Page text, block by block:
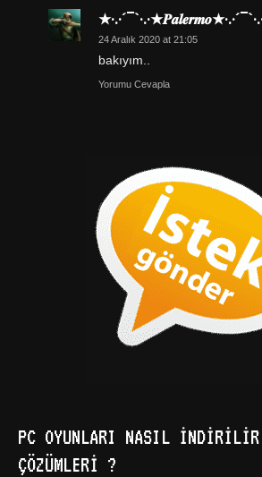
24 Aralık 2020 at 21:05
bakıyım..
Yorumu Cevapla
PC OYUNLARI NASIL İNDIRILIR
ÇÖZÜMLERI ?